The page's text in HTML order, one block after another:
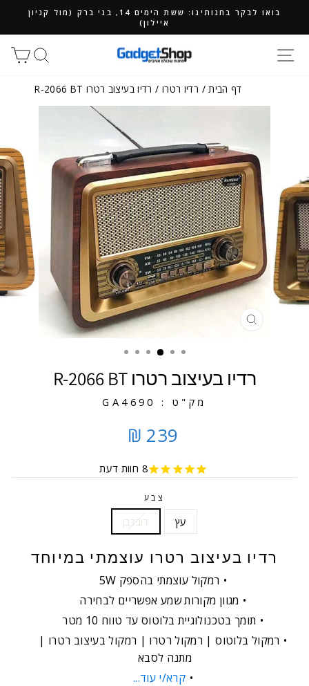
בואו לבקר בחנותינו: ששת הימים 14, בני ברק (מול קניון
איילון)
חיפוש
דף הבית/ רדיו רטרו /רדיו בעיצוב רטרו R-2066 BT
רדיו בעיצוב רטרו R-2066 BT
מק"ט : GA4690
239 ₪
8 חוות דעת
צבע
עץ דובדבן
רדיו בעיצוב רטרו עוצמתי במיוחד
רמקול עוצמתי בהספק 5W
מגוון מקורות שמע אפשריים לבחירה
תומך בטכנולוגיית בלוטוס עד טווח 10 מטר
רמקול בלוטוס | רמקול רטרו | רמקול בעיצוב רטרו |
מתנה לסבא
קרא/י עוד...
סגירה